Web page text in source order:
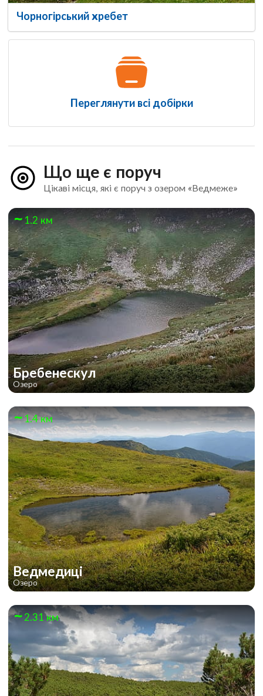
Чорногірський хребет
Переглянути всі добірки
Що ще є поруч
Цікаві місця, які є поруч з озером «Ведмеже»
1.2 км
Бребенескул
Озеро
1.4 км
Ведмедиці
Озеро
2.31 км